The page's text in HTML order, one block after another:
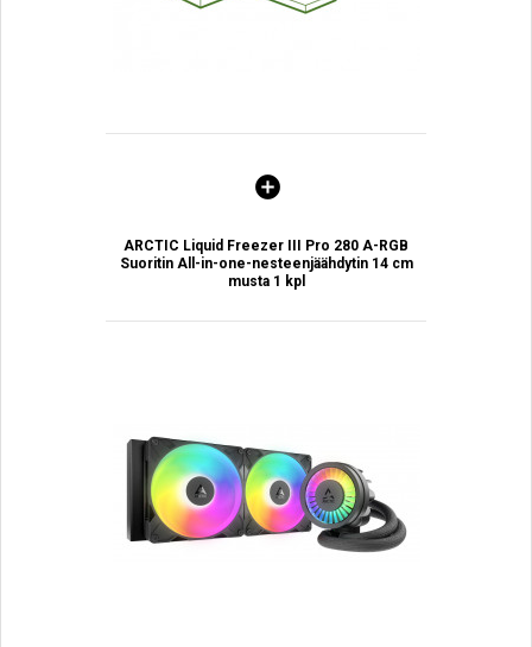
ARCTIC Liquid Freezer III Pro 280 A-RGB
Suoritin All-in-one-nesteenjäähdytin 14 cm
musta 1 kpl